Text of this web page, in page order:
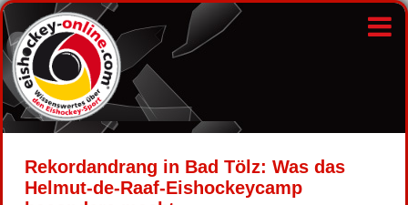
Rekordandrang in Bad Tölz: Was das
Helmut-de-Raaf-Eishockeycamp